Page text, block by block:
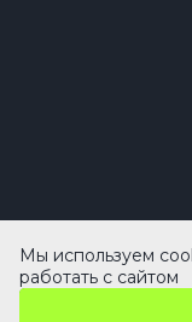
125 990 ₽
Мы используем
работать с сайтом